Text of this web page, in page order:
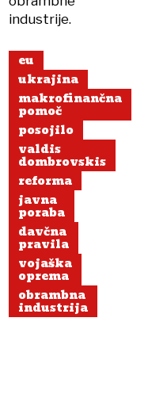
industrije.
eu
ukrajina
makrofinančna
pomoč
posojilo
valdis
dombrovskis
reforma
javna
poraba
davčna
pravila
vojaška
oprema
obrambna
industrija